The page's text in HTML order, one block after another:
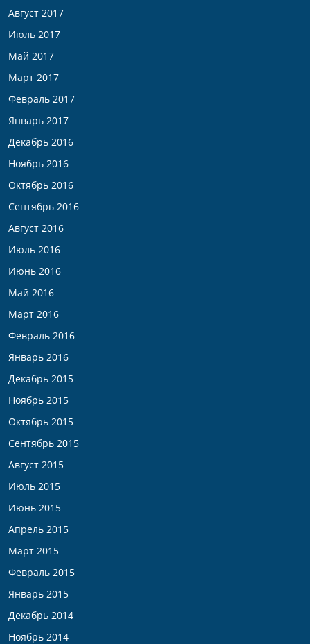
Август 2017
Июль 2017
Май 2017
Март 2017
Февраль 2017
Январь 2017
Декабрь 2016
Ноябрь 2016
Октябрь 2016
Сентябрь 2016
Август 2016
Июль 2016
Июнь 2016
Май 2016
Март 2016
Февраль 2016
Январь 2016
Декабрь 2015
Ноябрь 2015
Октябрь 2015
Сентябрь 2015
Август 2015
Июль 2015
Июнь 2015
Апрель 2015
Март 2015
Февраль 2015
Январь 2015
Декабрь 2014
Ноябрь 2014